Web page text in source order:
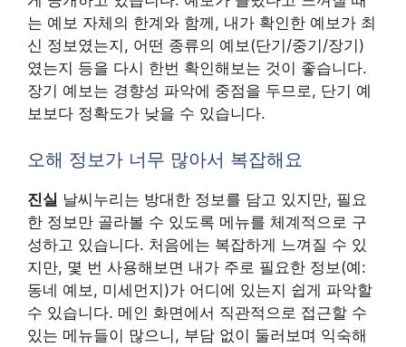
는 예보 자체의 한계와 함께, 내가 확인한 예보가 최
신 정보였는지, 어떤 종류의 예보(단기/중기/장기)
였는지 등을 다시 한번 확인해보는 것이 좋습니다.
장기 예보는 경향성 파악에 중점을 두므로, 단기 예
보보다 정확도가 낮을 수 있습니다.
오해 정보가 너무 많아서 복잡해요
진실 날씨누리는 방대한 정보를 담고 있지만, 필요
한 정보만 골라볼 수 있도록 메뉴를 체계적으로 구
성하고 있습니다. 처음에는 복잡하게 느껴질 수 있
지만, 몇 번 사용해보면 내가 주로 필요한 정보(예:
동네 예보, 미세먼지)가 어디에 있는지 쉽게 파악할
수 있습니다. 메인 화면에서 직관적으로 접근할 수
있는 메뉴들이 많으니, 부담 없이 둘러보며 익숙해